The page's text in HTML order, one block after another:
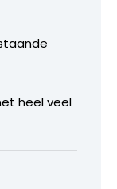
heel veel